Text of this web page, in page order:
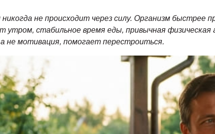
не происходит через силу. Организм быстрее
стабильное время еды, привычная физическая
не мотивация, помогает перестроиться.